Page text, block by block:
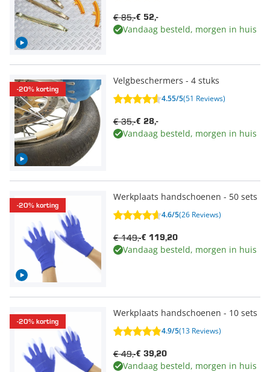
€ 52,-
€ 85,-
Vandaag besteld, morgen in huis
-20% korting
Velgbeschermers - 4 stuks
4.55/5(51 Reviews)
€ 28,-
€ 35,-
Vandaag besteld, morgen in huis
-20% korting
Werkplaats handschoenen - 50 sets
4.6/5(26 Reviews)
€ 119,20
€ 149,-
Vandaag besteld, morgen in huis
-20% korting
Werkplaats handschoenen - 10 sets
4.9/5(13 Reviews)
€ 39,20
€ 49,-
Vandaag besteld, morgen in huis